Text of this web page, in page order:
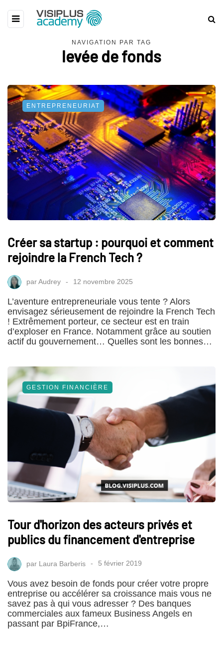
NAVIGATION PAR TAG
levée de fonds
ENTREPRENEURIAT
Créer sa startup : pourquoi et comment
rejoindre la French Tech ?
parAudrey 12 novembre 2025
L’aventure entrepreneuriale vous tente ? Alors
envisagez sérieusement de rejoindre la French Tech
! Extrêmement porteur, ce secteur est en train
d’exploser en France. Notamment grâce au soutien
actif du gouvernement… Quelles sont les bonnes…
GESTION FINANCIÈRE
Tour d'horizon des acteurs privés et
publics du financement d'entreprise
par Laura Barberis 5 février 2019
Vous avez besoin de fonds pour créer votre propre
entreprise ou accélérer sa croissance mais vous ne
savez pas à qui vous adresser ? Des banques
commerciales aux fameux Business Angels en
passant par BpiFrance,…